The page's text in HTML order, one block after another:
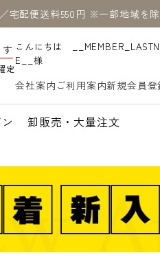
宅配便送料550円 ※一部地域を
定
こんにちは
E__様
会社案内 ご利用案内新規会員登
卸販売・大量注文